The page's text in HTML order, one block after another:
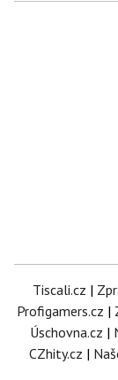
Tiscali.cz |
Profigamers.cz |
Úschovna.cz |
CZhity.cz |